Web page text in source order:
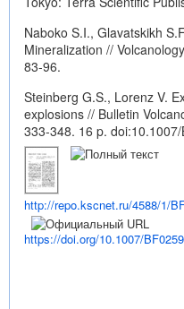
Naboko S.I., Glavatskikh
Mineralization //
83-96.
Steinberg G.S., Lorenz V.
explosions // Bulletin
333-348. 16 p.
http://repo.kscnet.ru/4588/1/
https://doi.org/10.1007/